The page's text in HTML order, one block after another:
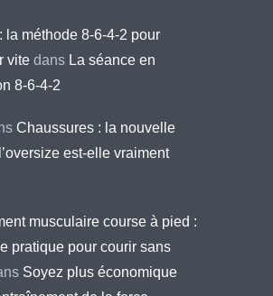
la méthode 8-6-4-2 pour
vite dans La séance en
8-6-4-2
Chaussures : la nouvelle
est-elle vraiment
musculaire course à pied :
pratique pour courir sans
Soyez plus économique